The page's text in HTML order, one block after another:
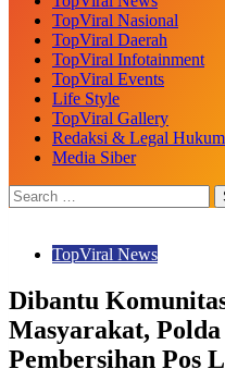
TopViral Nasional
TopViral Daerah
TopViral Infotainment
TopViral Events
Life Style
TopViral Gallery
Redaksi & Legal Hukum
Media Siber
TopViral News
Dibantu
Masyarakat,
Pembersihan Pos